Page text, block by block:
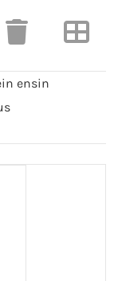
ensin